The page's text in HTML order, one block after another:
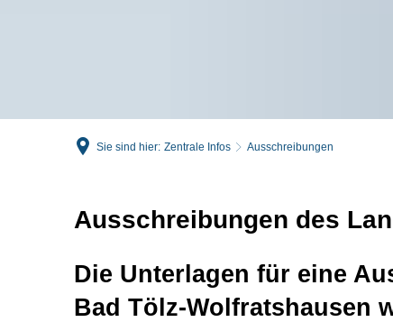
Sie sind hier: Zentrale Infos Ausschreibungen
Ausschreibungen des
Die Unterlagen für eine
Bad Tölz-Wolfratshausen